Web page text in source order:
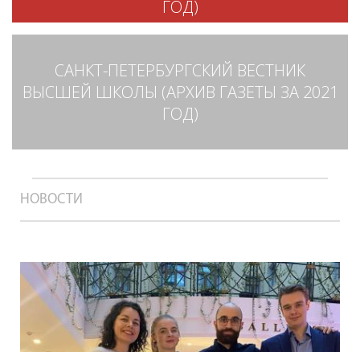
ГОД)
САНКТ-ПЕТЕРБУРГСКИЙ ВЕСТНИК
ВЫСШЕЙ ШКОЛЫ (АРХИВ ГАЗЕТЫ ЗА 2021
ГОД)
НОВОСТИ